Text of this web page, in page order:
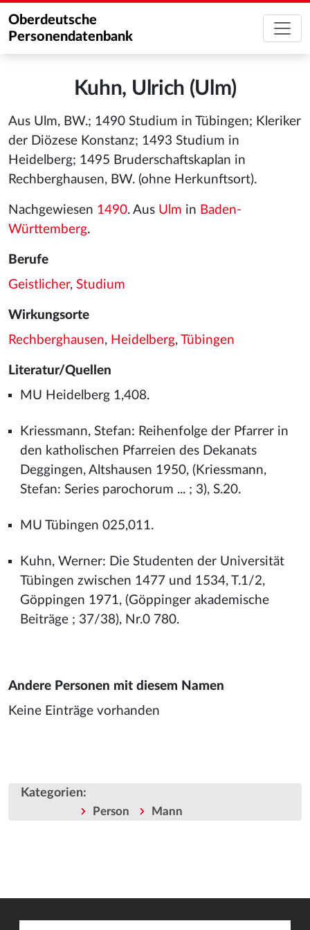
Oberdeutsche
Personendatenbank
Kuhn, Ulrich (Ulm)
Aus Ulm, BW.; 1490 Studium in Tübingen; Kleriker
der Diözese Konstanz; 1493 Studium in
Heidelberg; 1495 Bruderschaftskaplan in
Rechberghausen, BW. (ohne Herkunftsort).
Nachgewiesen 1490. Aus Ulm in Baden-
Württemberg.
Berufe
Geistlicher, Studium
Wirkungsorte
Rechberghausen, Heidelberg, Tübingen
Literatur/Quellen
MU Heidelberg 1,408.
Kriessmann, Stefan: Reihenfolge der Pfarrer in
den katholischen Pfarreien des Dekanats
Deggingen, Altshausen 1950, (Kriessmann,
Stefan: Series parochorum ... ; 3), S.20.
MU Tübingen 025,011.
Kuhn, Werner: Die Studenten der Universität
Tübingen zwischen 1477 und 1534, T.1/2,
Göppingen 1971, (Göppinger akademische
Beiträge ; 37/38), Nr.0 780.
Andere Personen mit diesem Namen
Keine Einträge vorhanden
Kategorien:
Person Mann